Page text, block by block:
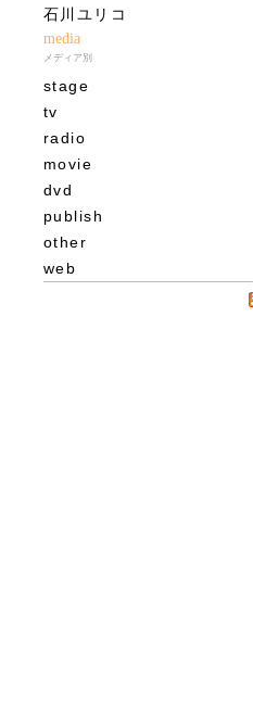
石川ユリコ
media
メディア別
stage
tv
radio
movie
dvd
publish
other
web